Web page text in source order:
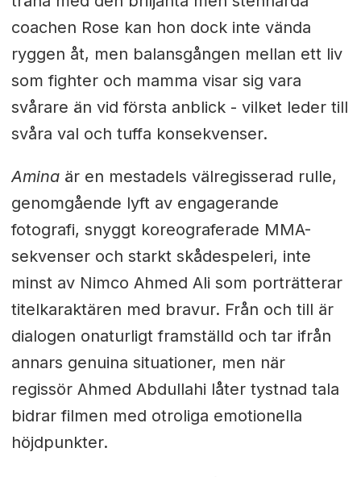
coachen Rose kan hon dock inte vända
ryggen åt, men balansgången mellan ett liv
som fighter och mamma visar sig vara
svårare än vid första anblick - vilket leder till
svåra val och tuffa konsekvenser.
Aminaär en mestadels välregisserad rulle,
genomgående lyft av engagerande
fotografi, snyggt koreograferade MMA-
sekvenser och starkt skådespeleri, inte
minst av Nimco Ahmed Ali som porträtterar
titelkaraktären med bravur. Från och till är
dialogen onaturligt framställd och tar ifrån
annars genuina situationer, men när
regissör Ahmed Abdullahi låter tystnad tala
bidrar filmen med otroliga emotionella
höjdpunkter.